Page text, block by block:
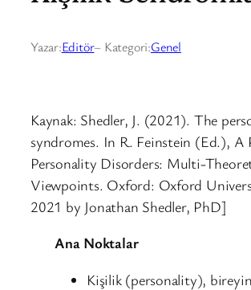
Yazar:Editör– Kategori:Genel
Kaynak: Shedler, J. (2021). The
syndromes. In R. Feinstein (Ed.), A
Personality Disorders: Multi-
Viewpoints. Oxford: Oxford
2021 by Jonathan Shedler, PhD]
Ana Noktalar
Kişilik (personality), bireyin